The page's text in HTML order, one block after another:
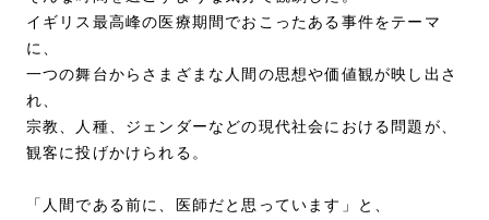
イギリス最高峰の医療期間でおこったある事件をテーマ
に、
一つの舞台からさまざまな人間の思想や価値観が映し出さ
れ、
宗教、人種、ジェンダーなどの現代社会における問題が、
観客に投げかけられる。
「人間である前に、医師だと思っています」と、